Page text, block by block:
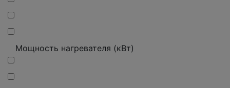
Мощность нагревателя (кВт)